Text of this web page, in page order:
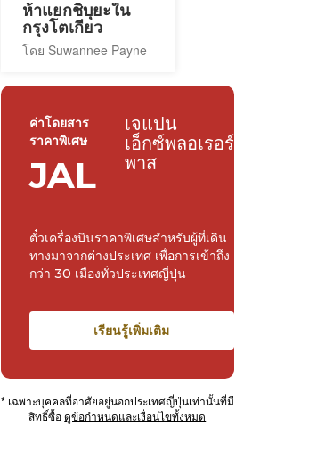
ห้าแยกชิบุยะใน
กรุงโตเกียว
โดย Suwannee Payne
ค่าโดยสาร
ราคาพิเศษ
JAL
เจแปน
เอ็กซ์พลอเรอร์
พาส
ตั๋วเครื่องบินราคาพิเศษสำหรับผู้ที่เดิน
ทางมาจากต่างประเทศ เพื่อการเข้าถึง
กว่า 30 เมืองทั่วประเทศญี่ปุ่น
เรียนรู้เพิ่มเติม
* เฉพาะบุคคลที่อาศัยอยู่นอกประเทศญี่ปุ่นเท่านั้นที่มี
สิทธิ์ซื้อดูข้อกำหนดและเงื่อนไขทั้งหมด